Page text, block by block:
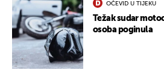
OČEVID U TIJEKU
Težak sudar
osoba poginula